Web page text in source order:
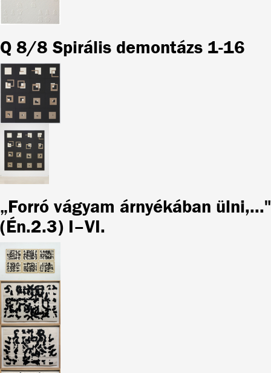
Q 8/8 Spirális demontázs 1-16
„Forró vágyam árnyékában ülni,..."
(Én.2.3) I–VI.